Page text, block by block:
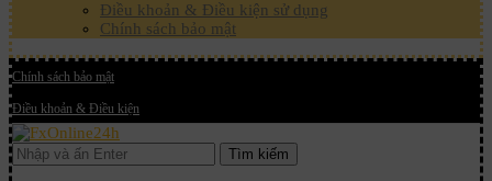
Điều khoản & Điều kiện sử dụng
Chính sách bảo mật
Chính sách bảo mật
Điều khoản & Điều kiện
Tìm kiếm